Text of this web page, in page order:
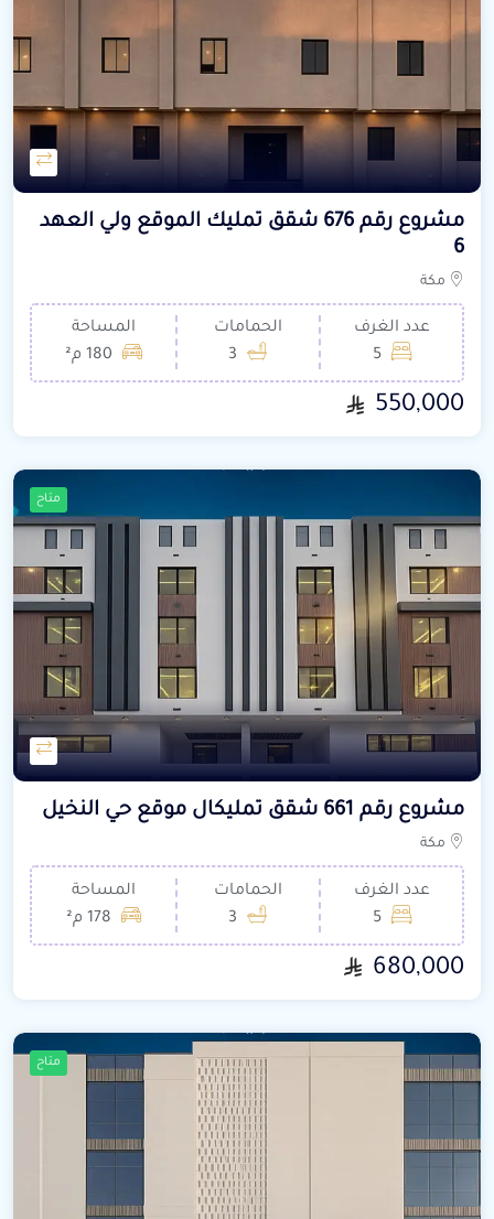
مشروع رقم 676 شقق تمليك الموقع ولي العهد
6
مكة
عدد الغرف
5
الحمامات
3
المساحة
180 م²
550,000
متاح
مشروع رقم 661 شقق تمليكال موقع حي النخيل
مكة
عدد الغرف
5
الحمامات
3
المساحة
178 م²
680,000
متاح